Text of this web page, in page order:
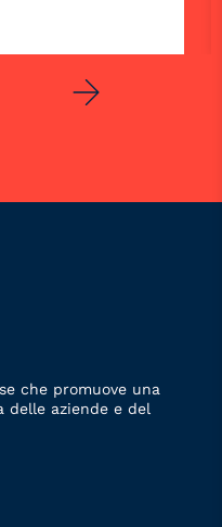
che promuove una
aziende e del